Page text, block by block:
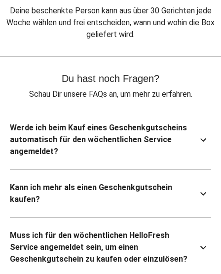
Deine beschenkte Person kann aus über 30 Gerichten jede
Woche wählen und frei entscheiden, wann und wohin die Box
geliefert wird.
Du hast noch Fragen?
Schau Dir unsere FAQs an, um mehr zu erfahren.
Werde ich beim Kauf eines Geschenkgutscheins
automatisch für den wöchentlichen Service
angemeldet?
Kann ich mehr als einen Geschenkgutschein
kaufen?
Muss ich für den wöchentlichen HelloFresh
Service angemeldet sein, um einen
Geschenkgutschein zu kaufen oder einzulösen?